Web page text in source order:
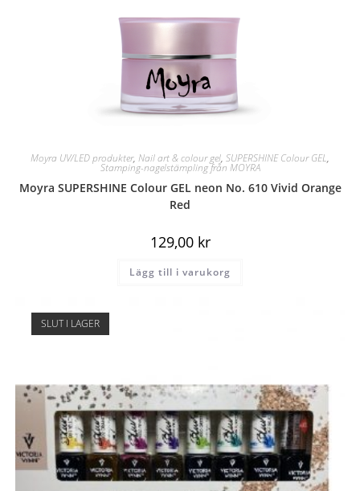
Moyra UV/LED produkter, Nail art & colour gel, SUPERSHINE Colour GEL,
Stamping-nagelstämpling från MOYRA
Moyra SUPERSHINE Colour GEL neon No. 610 Vivid Orange
Red
129,00 kr
Lägg till i varukorg
SLUT I LAGER